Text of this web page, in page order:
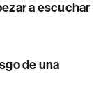
a escuchar
de una